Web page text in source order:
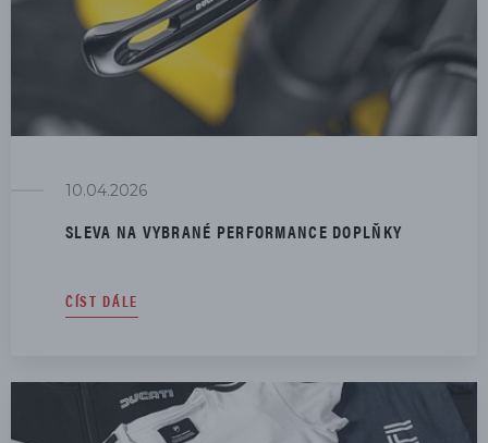
10.04.2026
SLEVA NA VYBRANÉ PERFORMANCE DOPLŇKY
ČÍST DÁLE